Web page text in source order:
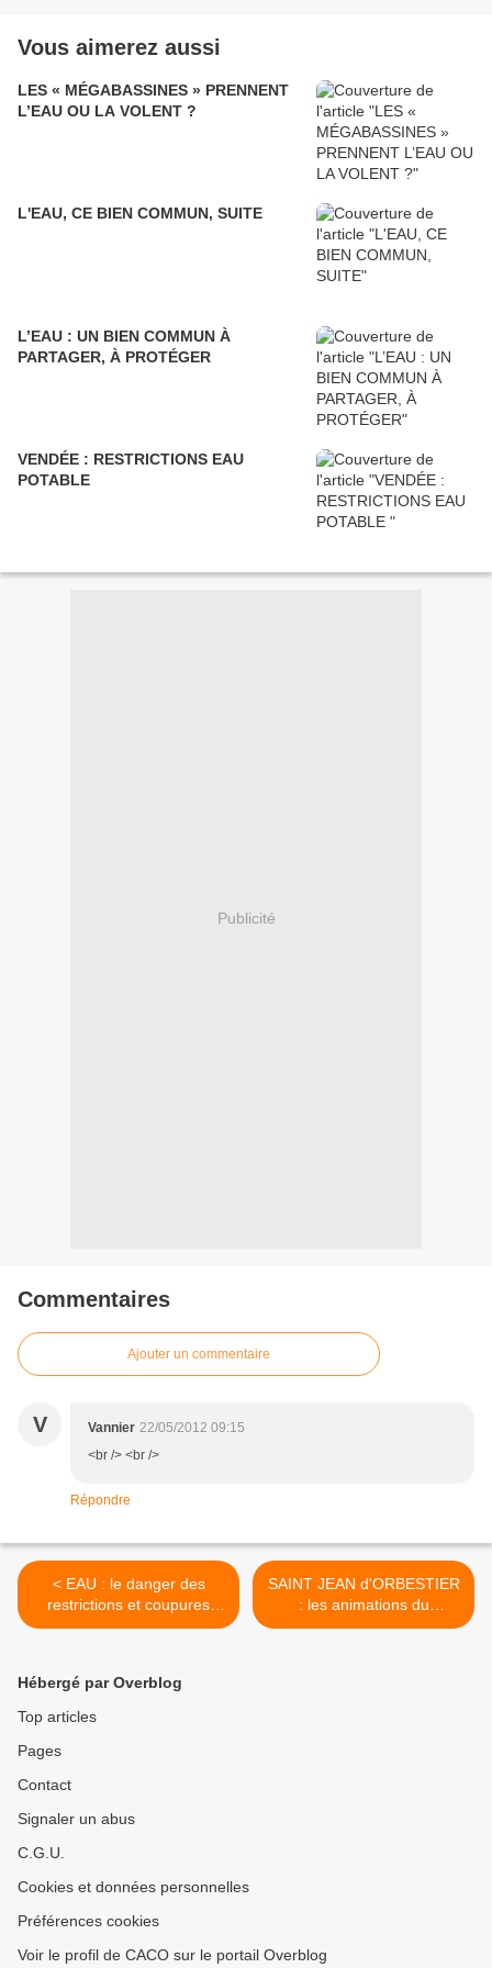
Vous aimerez aussi
LES « MÉGABASSINES » PRENNENT
L’EAU OU LA VOLENT ?
L'EAU, CE BIEN COMMUN, SUITE
L’EAU : UN BIEN COMMUN À
PARTAGER, À PROTÉGER
VENDÉE : RESTRICTIONS EAU
POTABLE
Publicité
Commentaires
Ajouter un commentaire
V Vannier 22/05/2012 09:15
<br /> <br />
Répondre
< EAU : le danger des
restrictions et coupures
s'écarte en Vendée mais ...
SAINT JEAN d'ORBESTIER
: les animations du
Printemps >
Hébergé par Overblog
Top articles
Pages
Contact
Signaler un abus
C.G.U.
Cookies et données personnelles
Préférences cookies
Voir le profil de CACO sur le portail Overblog